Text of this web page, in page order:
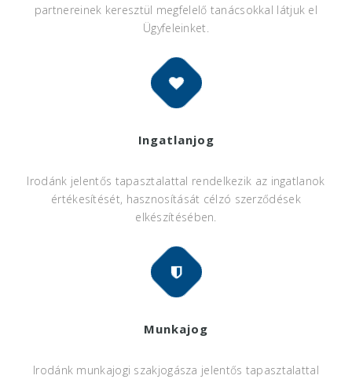
partnereinek keresztül megfelelő tanácsokkal látjuk el
Ügyfeleinket.
Ingatlanjog
Irodánk jelentős tapasztalattal rendelkezik az ingatlanok
értékesítését, hasznosítását célzó szerződések
elkészítésében.
Munkajog
Irodánk munkajogi szakjogásza jelentős tapasztalattal